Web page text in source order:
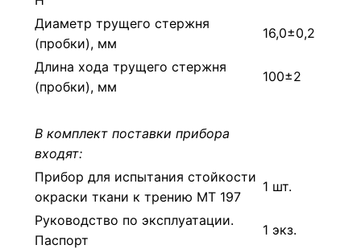
Диаметр трущего стержня
(пробки), мм
16,0±0,2
Длина хода трущего стержня
(пробки), мм
100±2
В комплект поставки прибора
входят:
Прибор для испытания стойкости
окраски ткани к трению МТ 197
1 шт.
Руководство по эксплуатации.
Паспорт
1 экз.